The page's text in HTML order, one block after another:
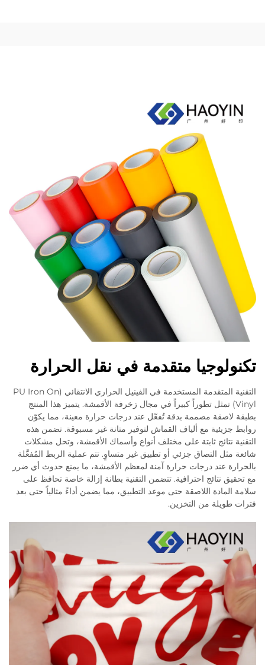
تكنولوجيا متقدمة في نقل الحرارة
التقنية المتقدمة المستخدمة في الفينيل الحراري الانتقائي (PU Iron On
Vinyl) تمثل تطوراً كبيراً في مجال زخرفة الأقمشة. يتميز هذا المنتج
بطبقة لاصقة مصممة بدقة تُفعّل عند درجات حرارة معينة، مما يكوّن
روابط جزيئية مع ألياف القماش لتوفير متانة غير مسبوقة. تضمن هذه
التقنية نتائج ثابتة على مختلف أنواع وأسماك الأقمشة، وتحل مشكلات
شائعة مثل التصاق جزئي أو تطبيق غير متساوٍ. تتم عملية الربط المُفعَّلة
بالحرارة عند درجات حرارة آمنة لمعظم الأقمشة، ما يمنع حدوث أي ضرر
مع تحقيق نتائج احترافية. تتضمن التقنية بطانة إزالة خاصة تحافظ على
سلامة المادة اللاصقة حتى موعد التطبيق، مما يضمن أداءً مثالياً حتى بعد
فترات طويلة من التخزين.